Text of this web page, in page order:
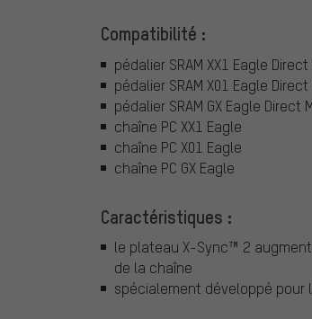
Compatibilité :
pédalier SRAM XX1 Eagle
pédalier SRAM X01 Eagle
pédalier SRAM GX Eagle Direct
chaîne PC XX1 Eagle
chaîne PC X01 Eagle
chaîne PC GX Eagle
Caractéristiques :
le plateau X-Sync™ 2
de la chaîne
spécialement développé pour